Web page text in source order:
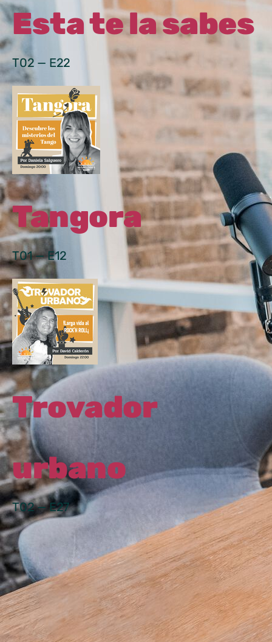
Esta te la sabes
T02 — E22
Tangora
T01 — E12
Trovador
urbano
T02 — E27